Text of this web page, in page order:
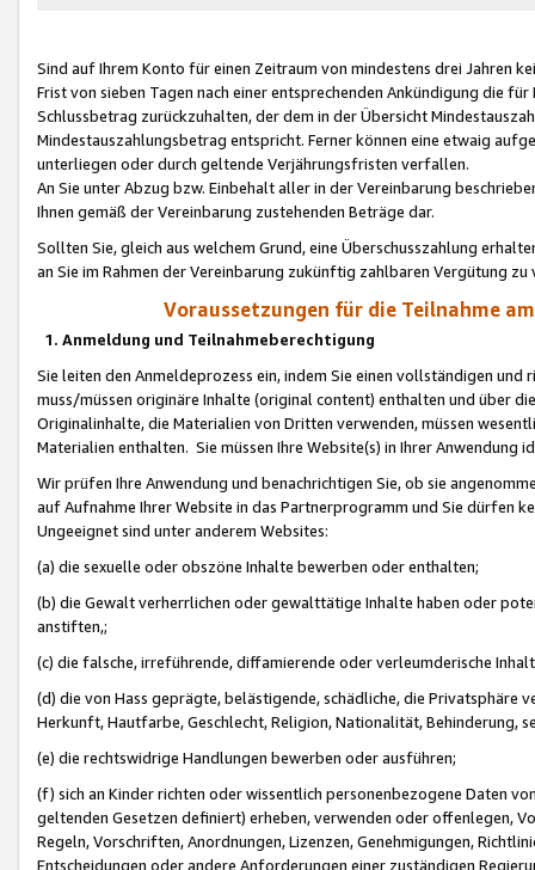
Sind auf Ihrem Konto für einen Zeitraum von mindestens drei Jahren
Frist von sieben Tagen nach einer entsprechenden Ankündigung die
Schlussbetrag zurückzuhalten, der dem in der Übersicht
Mindestauszahlungsbetrag entspricht. Ferner können eine etwaig
unterliegen oder durch geltende Verjährungsfristen verfallen.
An Sie unter Abzug bzw. Einbehalt aller in der Vereinbarung
Ihnen gemäß der Vereinbarung zustehenden Beträge dar.
Sollten Sie, gleich aus welchem Grund, eine Überschusszahlung
an Sie im Rahmen der Vereinbarung zukünftig zahlbaren Vergütung zu
Voraussetzungen für die Teilnahme
1. Anmeldung und Teilnahmeberechtigung
Sie leiten den Anmeldeprozess ein, indem Sie einen vollständigen
muss/müssen originäre Inhalte (original content) enthalten und über
Originalinhalte, die Materialien von Dritten verwenden, müssen
Materialien enthalten. Sie müssen Ihre Website(s) in Ihrer Anwendung
Wir prüfen Ihre Anwendung und benachrichtigen Sie, ob sie
auf Aufnahme Ihrer Website in das Partnerprogramm und Sie dürfen
Ungeeignet sind unter anderem Websites:
(a) die sexuelle oder obszöne Inhalte bewerben oder enthalten;
(b) die Gewalt verherrlichen oder gewalttätige Inhalte haben oder
anstiften,;
(c) die falsche, irreführende, diffamierende oder verleumderische
(d) die von Hass geprägte, belästigende, schädliche, die Privatsphäre
Herkunft, Hautfarbe, Geschlecht, Religion, Nationalität, Behinderung,
(e) die rechtswidrige Handlungen bewerben oder ausführen;
(f) sich an Kinder richten oder wissentlich personenbezogene Daten
geltenden Gesetzen definiert) erheben, verwenden oder offenlegen,
Regeln, Vorschriften, Anordnungen, Lizenzen, Genehmigungen,
Entscheidungen oder andere Anforderungen einer zuständigen